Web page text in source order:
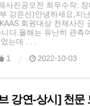
사진공모전 최우수작:
강은선)안녕하세요,지
회원대상 천체사진
다.올해는 유난히 관측
는데 . . .
1 2022-10-03
강연-상시] 천문